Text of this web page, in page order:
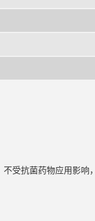
受抗菌药物应用影响